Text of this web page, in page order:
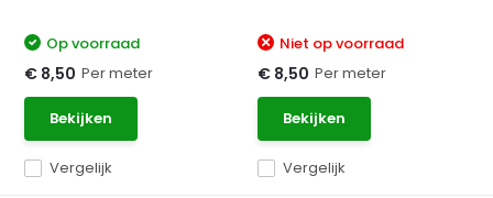
Vergelijk
Op voorraad
€ 8,50 Per meter
Bekijken
Vergelijk
Niet op voorraad
€ 8,50 Per meter
Bekijken